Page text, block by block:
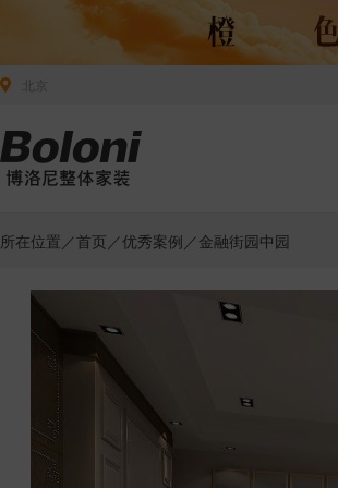
所在位置／首页 ／优秀案例 ／金融街园中园